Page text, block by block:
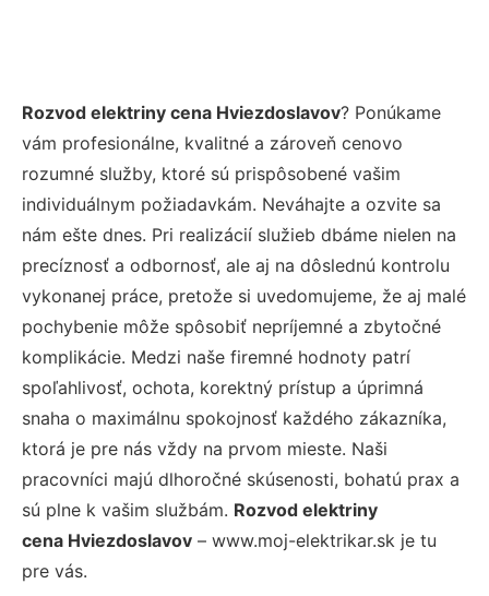
Rozvod elektriny cena Hviezdoslavov? Ponúkame
vám profesionálne, kvalitné a zároveň cenovo
rozumné služby, ktoré sú prispôsobené vašim
individuálnym požiadavkám. Neváhajte a ozvite sa
nám ešte dnes. Pri realizácií služieb dbáme nielen na
precíznosť a odbornosť, ale aj na dôslednú kontrolu
vykonanej práce, pretože si uvedomujeme, že aj malé
pochybenie môže spôsobiť nepríjemné a zbytočné
komplikácie. Medzi naše firemné hodnoty patrí
spoľahlivosť, ochota, korektný prístup a úprimná
snaha o maximálnu spokojnosť každého zákazníka,
ktorá je pre nás vždy na prvom mieste. Naši
pracovníci majú dlhoročné skúsenosti, bohatú prax a
sú plne k vašim službám. Rozvod elektriny
cena Hviezdoslavov – www.moj-elektrikar.sk je tu
pre vás.